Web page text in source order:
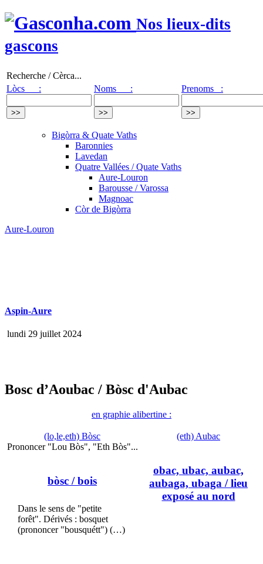
Nos lieux-dits
gascons
Recherche / Cèrca...
Lòcs :
Noms : Prenoms :
Bigòrra & Quate Vaths
Baronnies
Lavedan
Quatre Vallées / Quate Vaths
Aure-Louron
Barousse / Varossa
Magnoac
Còr de Bigòrra
Aure-Louron
Aspin-Aure
lundi 29 juillet 2024
Bosc d’Aoubac / Bòsc d'Aubac
en graphie alibertine :
(lo,le,eth) Bòsc
Prononcer "Lou Bòs", "Eth Bòs"...
bòsc / bois
Dans le sens de "petite
forêt". Dérivés : bosquet
(prononcer "bousquétt") (…)
(eth) Aubac
obac, ubac, aubac,
aubaga, ubaga / lieu
exposé au nord